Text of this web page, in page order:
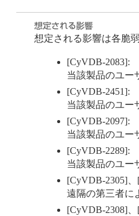
想定される影響は各脆
[CyVDB-2083]:
当該製品のユー
[CyVDB-2451]:
当該製品のユー
[CyVDB-2097]:
当該製品のユー
[CyVDB-2289]:
当該製品のユー
[CyVDB-2305]
遠隔の第三者に
[CyVDB-2308]